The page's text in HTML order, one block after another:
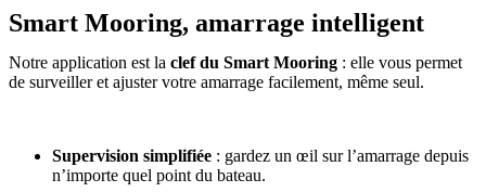
Smart Mooring, amarrage intelligent
Notre application est la clef du Smart Mooring : elle vous permet
de surveiller et ajuster votre amarrage facilement, même seul.
Supervision simplifiée : gardez un œil sur l’amarrage depuis
n’importe quel point du bateau.